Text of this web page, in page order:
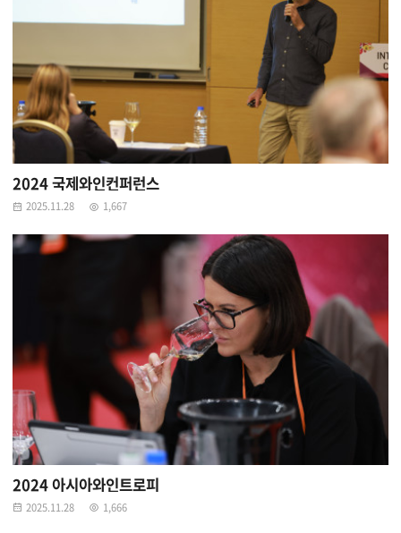
2024 국제와인컨퍼런스
2025.11.28 1,667
2024 아시아와인트로피
2025.11.28 1,666